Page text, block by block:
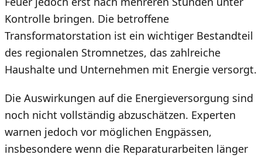
Kontrolle bringen. Die betroffene
Transformatorstation ist ein wichtiger Bestandteil
des regionalen Stromnetzes, das zahlreiche
Haushalte und Unternehmen mit Energie versorgt.
Die Auswirkungen auf die Energieversorgung sind
noch nicht vollständig abzuschätzen. Experten
warnen jedoch vor möglichen Engpässen,
insbesondere wenn die Reparaturarbeiten länger